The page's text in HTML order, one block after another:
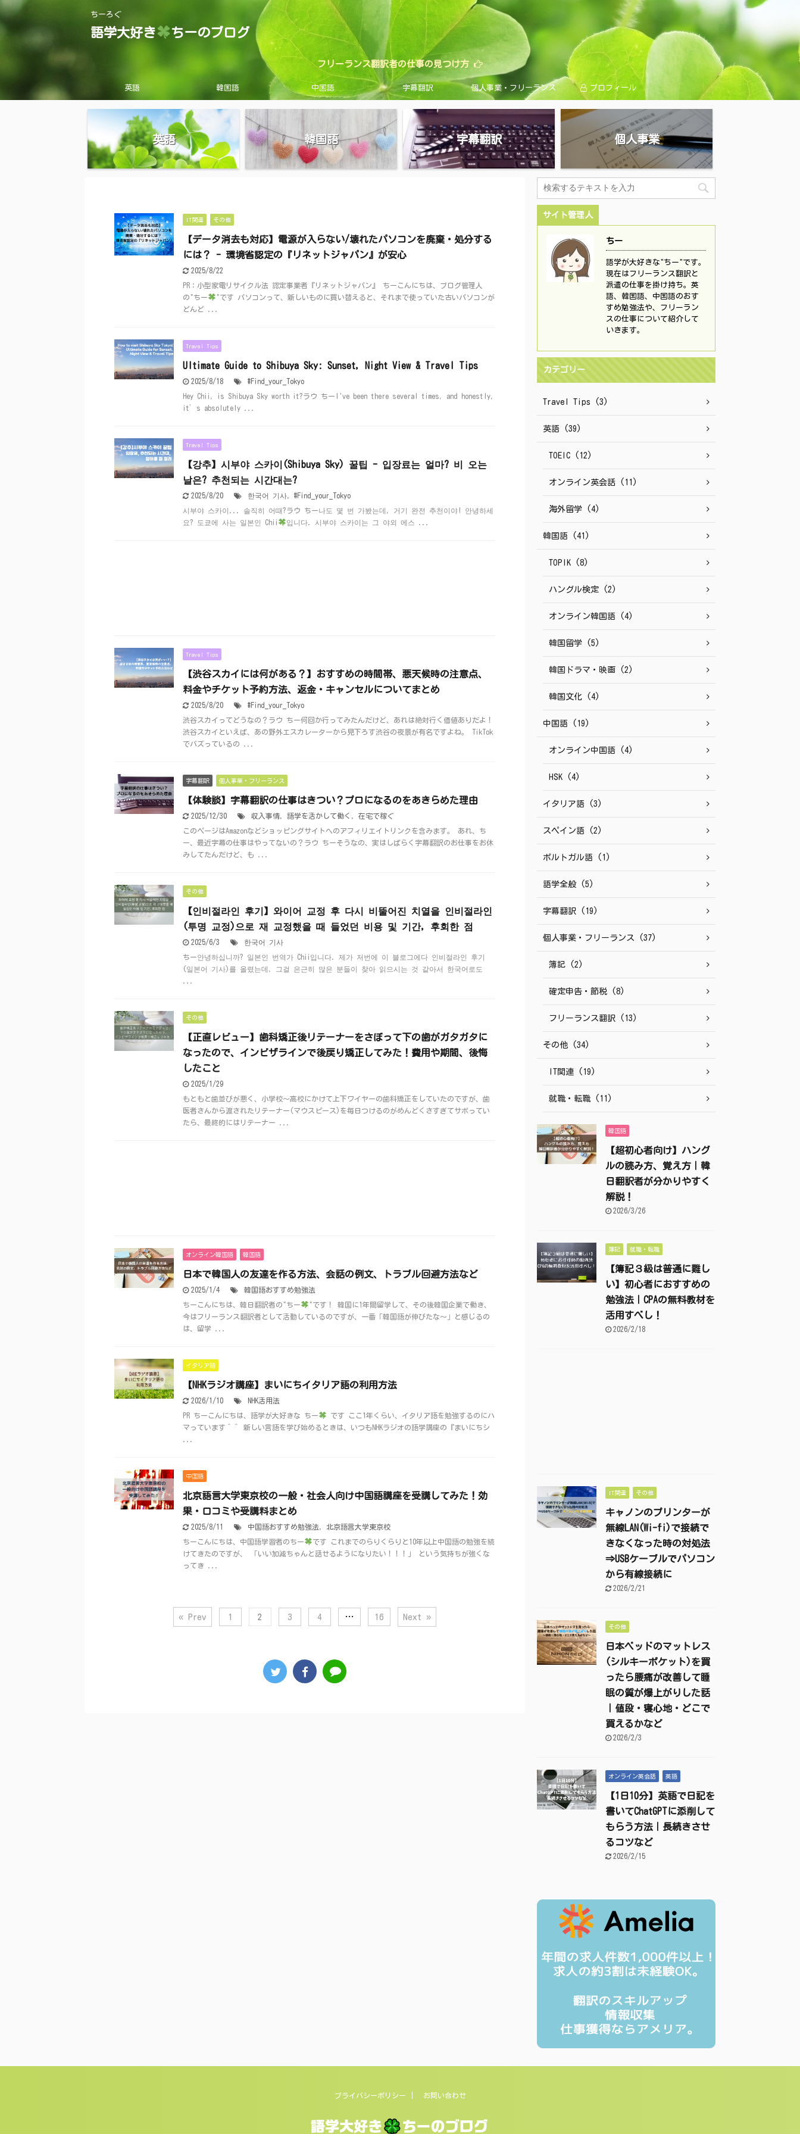
ちーろぐ
語学大好き ちーのブログ
フリーランス翻訳者の仕事の見つけ方
英語 韓国語 中国語 字幕翻訳 個人事業・フリーランス プロフィール
英語 韓国語 字幕翻訳 個人事業
IT関連 その他
【データ消去も対応】電源が入らない/壊れたパソコンを廃棄・処分する
には？ - 環境省認定の『リネットジャパン』が安心
2025/8/22
PR：小型家電リサイクル法 認定事業者『リネットジャパン』 ちーこんにちは、ブログ管理人
の"ちー
"です パソコンって、新しいものに買い替えると、それまで使っていた古いパソコンが
どんど ...
Travel Tips
Ultimate Guide to Shibuya Sky: Sunset, Night View & Travel Tips
2025/8/18 #Find_your_Tokyo
Hey Chii, is Shibuya Sky worth it?ラウ ちーI've been there several times, and honestly,
it’s absolutely ...
Travel Tips
【강추】시부야 스카이(Shibuya Sky) 꿀팁 - 입장료는 얼마? 비 오는
날은? 추천되는 시간대는?
2025/8/20 한국어 기사 #Find_your_Tokyo
시부야 스카이... 솔직히 어때?ラウ ちー나도 몇 번 가봤는데, 거기 완전 추천이야! 안녕하세
요? 도쿄에 사는 일본인 Chii
입니다. 시부야 스카이는 그 야외 에스 ...
Travel Tips
【渋谷スカイには何がある？】おすすめの時間帯、悪天候時の注意点、
料金やチケット予約方法、返金・キャンセルについてまとめ
2025/8/20 #Find_your_Tokyo
渋谷スカイってどうなの？ラウ ちー何回か行ってみたんだけど、あれは絶対行く価値ありだよ！
渋谷スカイといえば、あの野外エスカレーターから見下ろす渋谷の夜景が有名ですよね。 TikTok
でバズっているの ...
字幕翻訳 個人事業・フリーランス
【体験談】字幕翻訳の仕事はきつい？プロになるのをあきらめた理由
2025/12/30 収入事情 語学を活かして働く 在宅で稼ぐ
このページはAmazonなどショッピングサイトへのアフィリエイトリンクを含みます。 あれ、ち
ー、最近字幕の仕事はやってないの？ラウ ちーそうなの、実はしばらく字幕翻訳のお仕事をお休
みしてたんだけど、も ...
その他
【인비절라인 후기】와이어 교정 후 다시 비뚤어진 치열을 인비절라인
(투명 교정)으로 재 교정했을 때 들었던 비용 및 기간, 후회한 점
2025/6/3 한국어 기사
ちー안녕하십니까? 일본인 번역가 Chii입니다. 제가 저번에 이 블로그에다 인비절라인 후기
(일본어 기사)를 올렸는데, 그걸 은근히 많은 분들이 찾아 읽으시는 것 같아서 한국어로도
その他
【正直レビュー】歯科矯正後リテーナーをさぼって下の歯がガタガタに
なったので、インビザラインで後戻り矯正してみた！費用や期間、後悔
したこと
2025/1/29
もともと歯並びが悪く、小学校～高校にかけて上下ワイヤーの歯科矯正をしていたのですが、歯
医者さんから渡されたリテーナー(マウスピース)を毎日つけるのがめんどくさすぎてサボってい
たら、最終的にはリテーナー ...
オンライン韓国語 韓国語
日本で韓国人の友達を作る方法、会話の例文、トラブル回避方法など
2025/1/4 韓国語おすすめ勉強法
ちーこんにちは、韓日翻訳者の"ちー
"です！ 韓国に1年間留学して、その後韓国企業で働き、
今はフリーランス翻訳者として活動しているのですが、一番「韓国語が伸びたな～」と感じるの
は、留学 ...
イタリア語
【NHKラジオ講座】まいにちイタリア語の利用方法
2026/1/10 NHK活用法
PR ちーこんにちは、語学が大好きな ちー
です ここ1年くらい、イタリア語を勉強するのにハ
マっています＾＾ 新しい言語を学び始めるときは、いつもNHKラジオの語学講座の『まいにちシ
中国語
北京語言大学東京校の一般・社会人向け中国語講座を受講してみた！効
果・口コミや受講料まとめ
2025/8/11 中国語おすすめ勉強法 北京語言大学東京校
ちーこんにちは、中国語学習者のちー
です これまでのらりくらりと10年以上中国語の勉強を続
けてきたのですが、 「いい加減ちゃんと話せるようになりたい！！！」 という気持ちが強くな
ってき ...
« Prev 1 2 3 4 … 16 Next »
サイト管理人
ちー
語学が大好きな"ちー"です。
現在はフリーランス翻訳と
派遣の仕事を掛け持ち。英
語、韓国語、中国語のおす
すめ勉強法や、フリーラン
スの仕事について紹介して
いきます。
カテゴリー
Travel Tips (3)
英語 (39)
TOEIC (12)
オンライン英会話 (11)
海外留学 (4)
韓国語 (41)
TOPIK (8)
ハングル検定 (2)
オンライン韓国語 (4)
韓国留学 (5)
韓国ドラマ・映画 (2)
韓国文化 (4)
中国語 (19)
オンライン中国語 (4)
HSK (4)
イタリア語 (3)
スペイン語 (2)
ポルトガル語 (1)
語学全般 (5)
字幕翻訳 (19)
個人事業・フリーランス (37)
簿記 (2)
確定申告・節税 (8)
フリーランス翻訳 (13)
その他 (34)
IT関連 (19)
就職・転職 (11)
韓国語
【超初心者向け】ハング
ルの読み方、覚え方｜韓
日翻訳者が分かりやすく
解説！
2026/3/26
簿記 就職・転職
【簿記３級は普通に難し
い】初心者におすすめの
勉強法｜CPAの無料教材を
活用すべし！
2026/2/18
IT関連 その他
キャノンのプリンターが
無線LAN(Wi-fi)で接続で
きなくなった時の対処法
⇒USBケーブルでパソコン
から有線接続に
2026/2/21
その他
日本ベッドのマットレス
(シルキーポケット)を買
ったら腰痛が改善して睡
眠の質が爆上がりした話
｜値段・寝心地・どこで
買えるかなど
2026/2/3
オンライン英会話 英語
【1日10分】英語で日記を
書いてChatGPTに添削して
もらう方法｜長続きさせ
るコツなど
2026/2/15
プライバシーポリシー お問い合わせ